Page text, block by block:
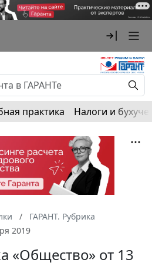
практика Налоги и
ГАРАНТ. Рубрика
2019
«Общество» от 13